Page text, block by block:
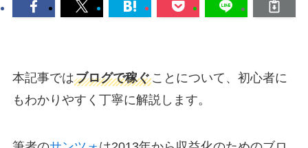
本記事ではブログで稼ぐことについて、初心者に
もわかりやすく丁寧に解説します。